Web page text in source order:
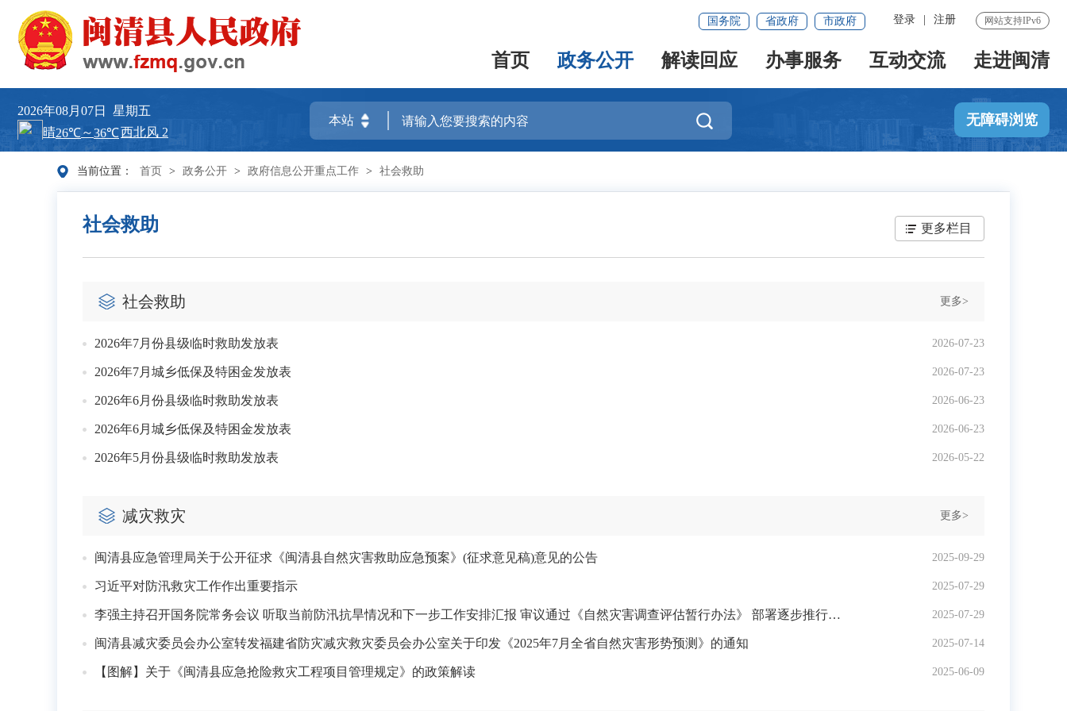
网站支持IPv6
登录 注册
国务院 省政府 市政府
首页 政务公开 解读回应 办事服务 互动交流 走进闽清
2026年08月07日 星期五
 无障碍浏览
当前位置： 首页 > 政务公开 > 政府信息公开重点工作 > 社会救助
社会救助 更多栏目
社会救助 更多>
2026-07-23
2026年7月份县级临时救助发放表
2026-07-23
2026年7月城乡低保及特困金发放表
2026-06-23
2026年6月份县级临时救助发放表
2026-06-23
2026年6月城乡低保及特困金发放表
2026-05-22
2026年5月份县级临时救助发放表
减灾救灾 更多>
2025-09-29
闽清县应急管理局关于公开征求《闽清县自然灾害救助应急预案》(征求意见稿)意见的公告
2025-07-29
习近平对防汛救灾工作作出重要指示
2025-07-29
李强主持召开国务院常务会议 听取当前防汛抗旱情况和下一步工作安排汇报 审议通过《自然灾害调查评估暂行办法》 部署逐步推行免费学前教育有关举措
2025-07-14
闽清县减灾委员会办公室转发福建省防灾减灾救灾委员会办公室关于印发《2025年7月全省自然灾害形势预测》的通知
2025-06-09
【图解】关于《闽清县应急抢险救灾工程项目管理规定》的政策解读